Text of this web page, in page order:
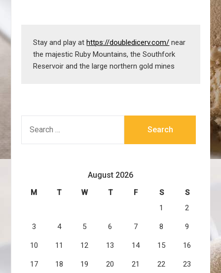
Stay and play at https://doubledicerv.com/ near
the majestic Ruby Mountains, the Southfork
Reservoir and the large northern gold mines
FOR:
August 2026
M T W T F S
S
1
2
3 4 5 6 7 8 9
10 11 12 13 14 15 16
17 18 19 20 21 22 23